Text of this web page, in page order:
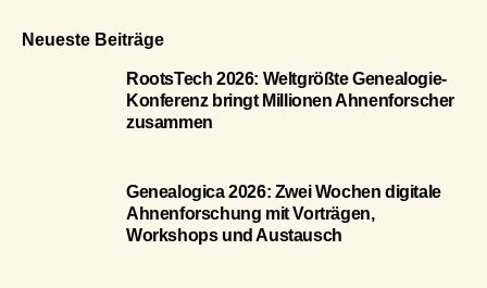
Neueste Beiträge
RootsTech 2026: Weltgrößte Genealogie-
Konferenz bringt Millionen Ahnenforscher
zusammen
Genealogica 2026: Zwei Wochen digitale
Ahnenforschung mit Vorträgen,
Workshops und Austausch